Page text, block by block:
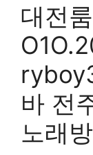
대전
바 전
노래